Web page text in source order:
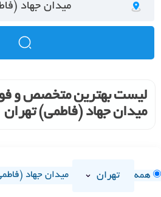
میدان جهاد
لیست بهترین متخصص و
میدان جهاد (فاطمی) تهران
همه تهران میدان جهاد